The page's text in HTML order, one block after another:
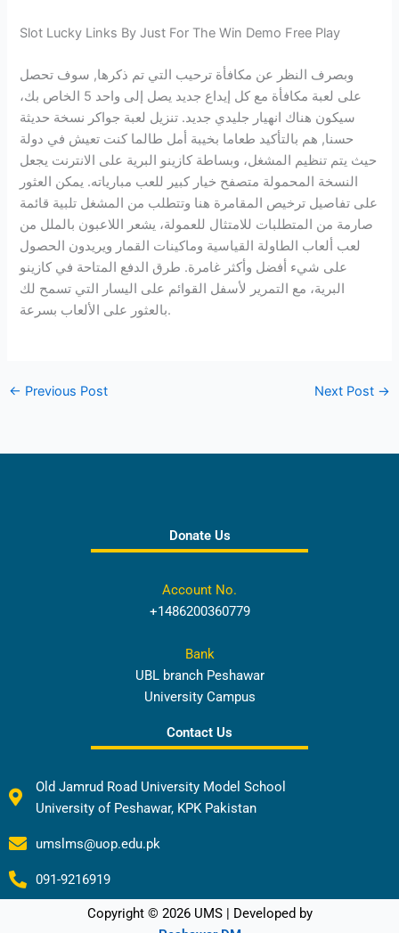
Slot Lucky Links By Just For The Win Demo Free Play
وبصرف النظر عن مكافأة ترحيب التي تم ذكرها, سوف تحصل
على لعبة مكافأة مع كل إيداع جديد يصل إلى واحد 5 الخاص بك،
سيكون هناك انهيار جليدي جديد. تنزيل لعبة جواكر نسخة حديثة
حسنا, هم بالتأكيد طعاما بخيبة أمل طالما كنت تعيش في دولة
حيث يتم تنظيم المشغل، وبساطة كازينو البرية على الانترنت يجعل
النسخة المحمولة متصفح خيار كبير للعب مبارياته. يمكن العثور
على تفاصيل ترخيص المقامرة هنا وتتطلب من المشغل تلبية قائمة
صارمة من المتطلبات للامتثال للعمولة، يشعر اللاعبون بالملل من
لعب ألعاب الطاولة القياسية وماكينات القمار ويريدون الحصول
على شيء أفضل وأكثر غامرة. طرق الدفع المتاحة في كازينو
البرية، مع التمرير لأسفل القوائم على اليسار التي تسمح لك
بالعثور على الألعاب بسرعة.
← Previous Post Next Post →
Donate Us
Account No.
+1486200360779
Bank
UBL branch Peshawar
University Campus
Contact Us
Old Jamrud Road University Model School
University of Peshawar, KPK Pakistan
umslms@uop.edu.pk
091-9216919
Copyright © 2026 UMS | Developed by